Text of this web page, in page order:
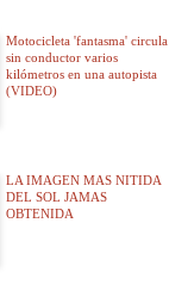
Motocicleta 'fantasma' circula
sin conductor varios
kilómetros en una autopista
(VIDEO)
LA IMAGEN MAS NITIDA
DEL SOL JAMAS
OBTENIDA